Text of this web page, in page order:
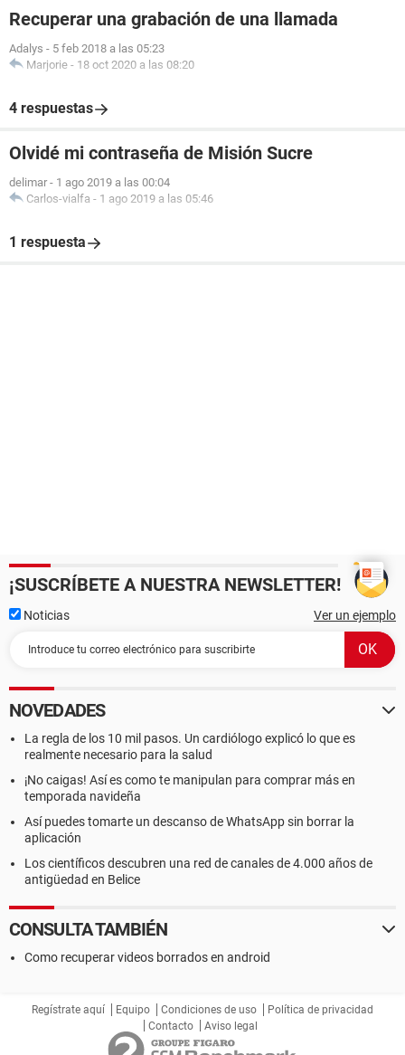
Recuperar una grabación de una llamada
Adalys - 5 feb 2018 a las 05:23
Marjorie - 18 oct 2020 a las 08:20
4 respuestas
Olvidé mi contraseña de Misión Sucre
delimar - 1 ago 2019 a las 00:04
Carlos-vialfa - 1 ago 2019 a las 05:46
1 respuesta
¡SUSCRÍBETE A NUESTRA NEWSLETTER!
Noticias Ver un ejemplo
NOVEDADES
La regla de los 10 mil pasos. Un cardiólogo explicó lo que es
realmente necesario para la salud
¡No caigas! Así es como te manipulan para comprar más en
temporada navideña
Así puedes tomarte un descanso de WhatsApp sin borrar la
aplicación
Los científicos descubren una red de canales de 4.000 años de
antigüedad en Belice
CONSULTA TAMBIÉN
Como recuperar videos borrados en android
Regístrate aquí Equipo Condiciones de uso
Política de privacidad
Contacto
Aviso legal